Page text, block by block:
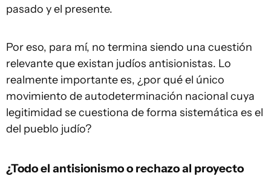
pasado y el presente.
Por eso, para mí, no termina siendo una cuestión
relevante que existan judíos antisionistas. Lo
realmente importante es, ¿por qué el único
movimiento de autodeterminación nacional cuya
legitimidad se cuestiona de forma sistemática es el
del pueblo judío?
¿Todo el antisionismo o rechazo al proyecto